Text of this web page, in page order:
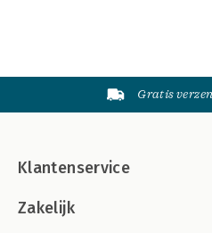
Gratis
Klantenservice
Zakelijk